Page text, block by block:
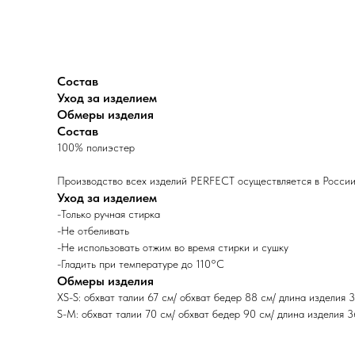
Состав
Уход за изделием
Обмеры изделия
Состав
100% полиэстер
Производство всех изделий PERFECT осуществляется в России.
Уход за изделием
-Только ручная стирка
-Не отбеливать
-Не использовать отжим во время стирки и сушку
-Гладить при температуре до 110°C
Обмеры изделия
XS-S: обхват талии 67 см/ обхват бедер 88 см/ длина изделия
S-M: обхват талии 70 см/ обхват бедер 90 см/ длина изделия